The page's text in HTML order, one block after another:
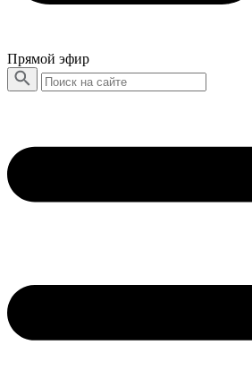
Прямой эфир